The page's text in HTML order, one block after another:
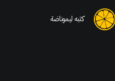
كتبه ليموناضة